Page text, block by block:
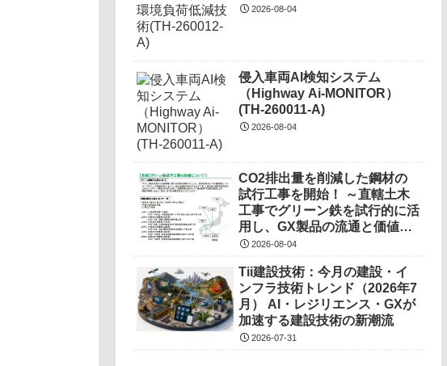
2026-08-04
侵入車両AI検知システム
（Highway Ai-MONITOR）
(TH-260011-A)
2026-08-04
CO2排出量を削減した鋼材の
試行工事を開始！ ～直轄土木
工事でグリーン鉄を試行的に活
用し、GX製品の流通と価値の
調査を実施～
2026-08-04
Tii建設技術：今月の建設・イ
ンフラ技術トレンド（2026年7
月） AI・レジリエンス・GXが
加速する建設技術の新潮流
2026-07-31